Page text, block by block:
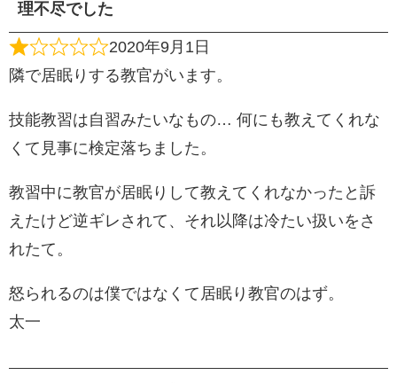
理不尽でした
2020年9月1日
隣で居眠りする教官がいます。
技能教習は自習みたいなもの… 何にも教えてくれな
くて見事に検定落ちました。
教習中に教官が居眠りして教えてくれなかったと訴
えたけど逆ギレされて、それ以降は冷たい扱いをさ
れたて。
怒られるのは僕ではなくて居眠り教官のはず。
太一